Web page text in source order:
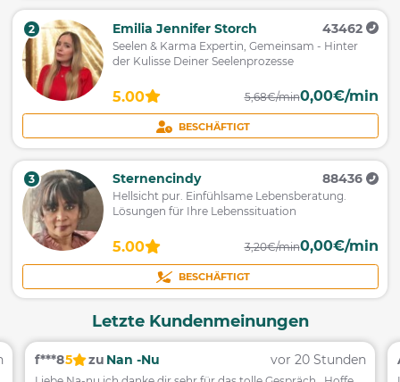
Letzte Kundenmeinungen
f***85 zu Nan -Nu vor 20 Stunden
2 Emilia Jennifer Storch 43462
Seelen & Karma Expertin, Gemeinsam - Hinter
der Kulisse Deiner Seelenprozesse
5.00 5,68€/min0,00€/min
BESCHÄFTIGT
3 Sternencindy 88436
Hellsicht pur. Einfühlsame Lebensberatung.
Lösungen für Ihre Lebenssituation
5.00 3,20€/min0,00€/min
BESCHÄFTIGT